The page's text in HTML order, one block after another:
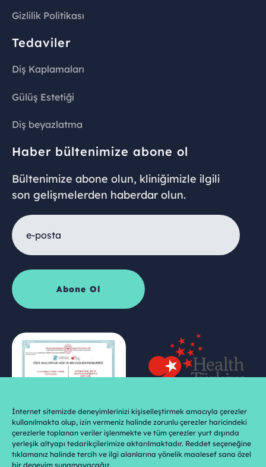
Gizlilik Politikası
Tedaviler
Diş Kaplamaları
Gülüş Estetiği
Diş beyazlatma
Haber bültenimize abone ol
Bültenimize abone olun, kliniğimizle ilgili
son gelişmelerden haberdar olun.
İnternet sitemizde deneyimlerinizi kişiselleştirmek amacıyla çerezler
kullanılmakta olup, izin vermeniz halinde zorunlu çerezler haricindeki
çerezlerle toplanan veriler işlenmekte ve tüm çerezler yurt dışında
yerleşik altyapı tedarikçilerimize aktarılmaktadır. Reddet seçeneğine
tıklamanız halinde tercih ve ilgi alanlarına yönelik maalesef sana özel
bir deneyim sunamayacağız.